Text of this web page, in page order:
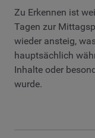
Zu Erkennen ist
Tagen zur
wieder ansteig,
hauptsächlich
Inhalte oder
wurde.